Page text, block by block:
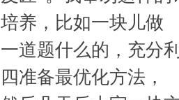
培养，比如一块儿做
一道题什么的，充分
四准备最优化方法，